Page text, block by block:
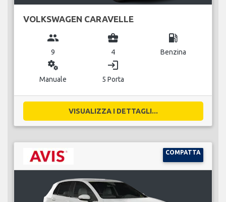
VOLKSWAGEN CARAVELLE
group
9
business_center
4
local_gas_station
Benzina
miscellaneous_services
Manuale
login
5 Porta
VISUALIZZA I DETTAGLI...
COMPATTA